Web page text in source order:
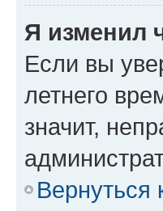
Я изменил
Если вы
летнего
значит,
Вернуться